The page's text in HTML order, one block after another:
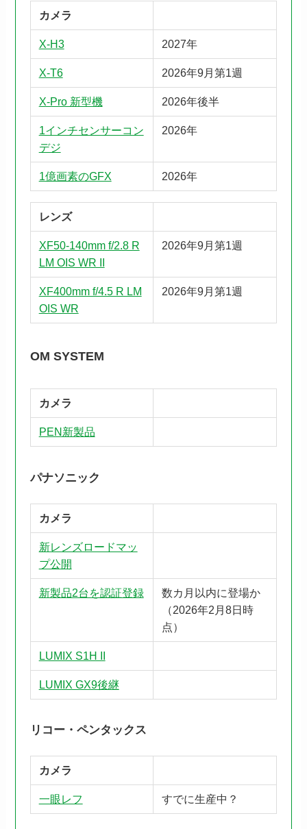
カメラ
X-H3 2027年
X-T6 2026年9月第1週
X-Pro 新型機 2026年後半
1インチセンサーコン
デジ
2026年
1億画素のGFX 2026年
レンズ
XF50-140mm f/2.8 R
LM OIS WR II
2026年9月第1週
XF400mm f/4.5 R LM
OIS WR
2026年9月第1週
OM SYSTEM
カメラ
PEN新製品
パナソニック
カメラ
新レンズロードマッ
プ公開
新製品2台を認証登録
数カ月以内に登場か
（2026年2月8日時
点）
LUMIX S1H II
LUMIX GX9後継
リコー・ペンタックス
カメラ
一眼レフ すでに生産中？